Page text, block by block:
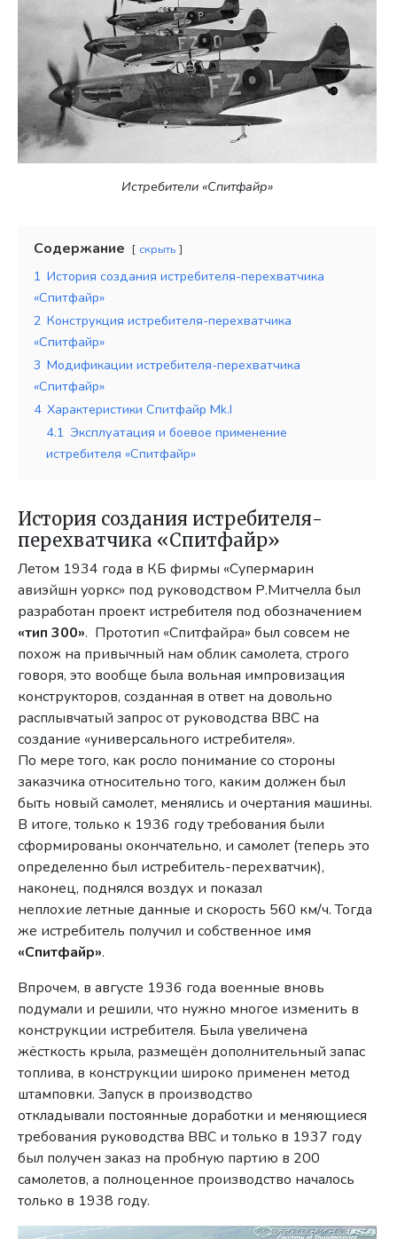
Истребители «Спитфайр»
Содержание скрыть
1 История создания истребителя-перехватчика
«Спитфайр»
2 Конструкция истребителя-перехватчика
«Спитфайр»
3 Модификации истребителя-перехватчика
«Спитфайр»
4 Характеристики Спитфайр Mk.I
4.1 Эксплуатация и боевое применение
истребителя «Спитфайр»
История создания истребителя-
перехватчика «Спитфайр»
Летом 1934 года в КБ фирмы «Супермарин
авиэйшн уоркс» под руководством Р.Митчелла был
разработан проект истребителя под обозначением
«тип 300». Прототип «Спитфайра» был совсем не
похож на привычный нам облик самолета, строго
говоря, это вообще была вольная импровизация
конструкторов, созданная в ответ на довольно
расплывчатый запрос от руководства ВВС на
создание «универсального истребителя».
По мере того, как росло понимание со стороны
заказчика относительно того, каким должен был
быть новый самолет, менялись и очертания машины.
В итоге, только к 1936 году требования были
сформированы окончательно, и самолет (теперь это
определенно был истребитель-перехватчик),
наконец, поднялся воздух и показал
неплохие летные данные и скорость 560 км/ч. Тогда
же истребитель получил и собственное имя
«Спитфайр».
Впрочем, в августе 1936 года военные вновь
подумали и решили, что нужно многое изменить в
конструкции истребителя. Была увеличена
жёсткость крыла, размещён дополнительный запас
топлива, в конструкции широко применен метод
штамповки. Запуск в производство
откладывали постоянные доработки и меняющиеся
требования руководства ВВС и только в 1937 году
был получен заказ на пробную партию в 200
самолетов, а полноценное производство началось
только в 1938 году.